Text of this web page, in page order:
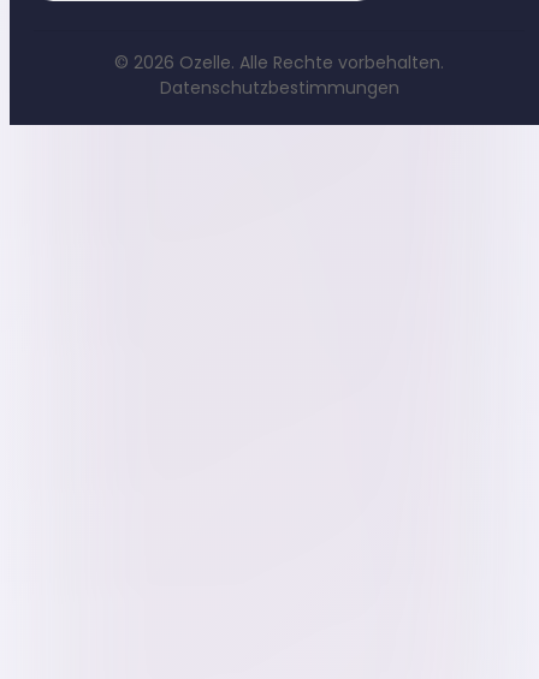
© 2026 Ozelle. Alle Rechte vorbehalten.
Datenschutzbestimmungen